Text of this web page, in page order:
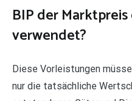
BIP der
verwendet?
Diese Vorleistungen
nur die tatsächliche